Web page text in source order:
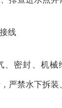
线
、密封、机械
严禁水下拆装